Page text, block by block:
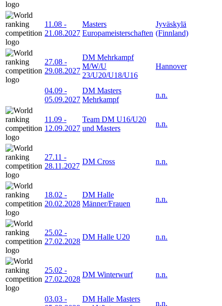
11.08 -
21.08.2027
Masters
Europameisterschaften
Jyväskylä
(Finnland)
27.08 -
29.08.2027
DM Mehrkampf
M/W/U
23/U20/U18/U16
Hannover
04.09 -
05.09.2027
DM Masters
Mehrkampf
n.n.
11.09 -
12.09.2027
Team DM U16/U20
und Masters
n.n.
27.11 -
28.11.2027
DM Cross n.n.
18.02 -
20.02.2028
DM Halle
Männer/Frauen
n.n.
25.02 -
27.02.2028
DM Halle U20 n.n.
25.02 -
27.02.2028
DM Winterwurf n.n.
03.03 -
DM Halle Masters
n.n.